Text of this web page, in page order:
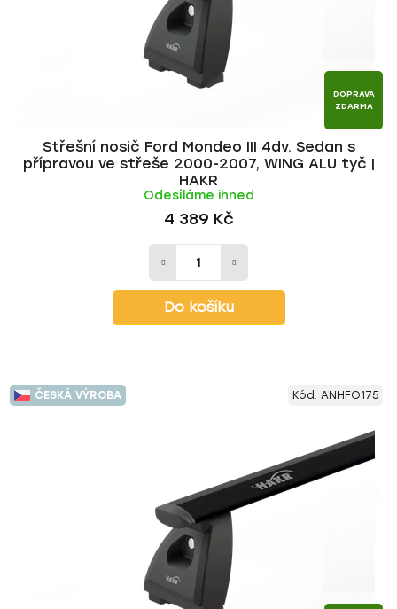
DOPRAVA
ZDARMA
Střešní nosič Ford Mondeo III 4dv. Sedan s
přípravou ve střeše 2000-2007, WING ALU tyč |
HAKR
Odesíláme ihned
4 389 Kč
Do košíku
ČESKÁ VÝROBA Kód: ANHFO175